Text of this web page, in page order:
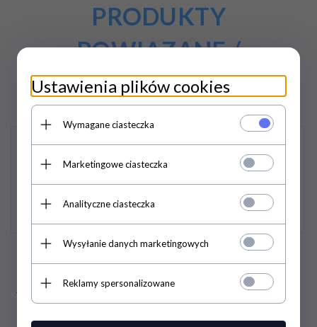
PRODUKTY
POWIĄZANE /
PODOBNE
Promocja
jednokomorowy | 9x33 cm
| 4x600x400
Promocja
Piec gazowy do pizzy
jednokomorowy | 4x30 |
GASR4 (RG4)
Ustawienia plików cookies
Wymagane ciasteczka
Marketingowe ciasteczka
Analityczne ciasteczka
Wysyłanie danych marketingowych
Reklamy spersonalizowane